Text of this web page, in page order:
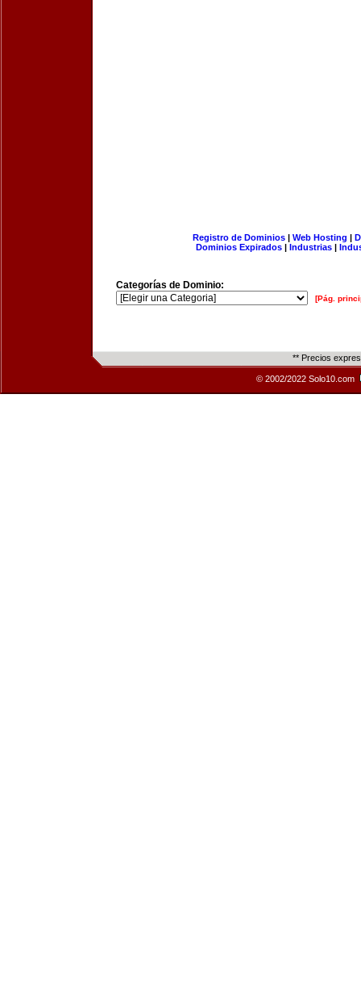
Registro de Dominios| Web Hosting |
Dominios Expirados | Industrias |
Categorías de Dominio:
[Pág.
** Precios
© 2002/2022 Solo10.com